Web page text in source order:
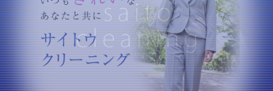
お問い合わせ